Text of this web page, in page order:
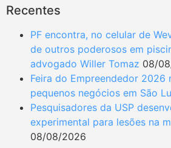
Recentes
PF encontra, no celular de
de outros poderosos em
advogado Willer Tomaz 08/
Feira do Empreendedor 2026
pequenos negócios em São
Pesquisadores da USP
experimental para lesões na
08/08/2026